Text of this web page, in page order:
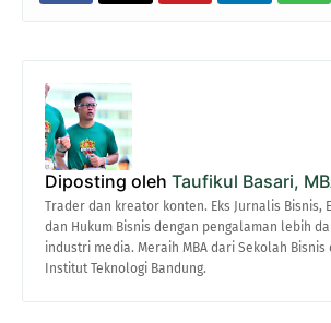
Diposting oleh Taufikul Basari,
Trader dan kreator konten. Eks Jurnalis Bisnis,
dan Hukum Bisnis dengan pengalaman lebih
industri media. Meraih MBA dari Sekolah Bisnis
Institut Teknologi Bandung.